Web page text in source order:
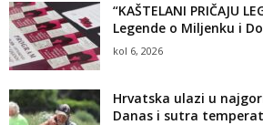
“KAŠTELANI PRIČAJU
Legende o Miljenku i
kol 6, 2026
Hrvatska ulazi u
Danas i sutra